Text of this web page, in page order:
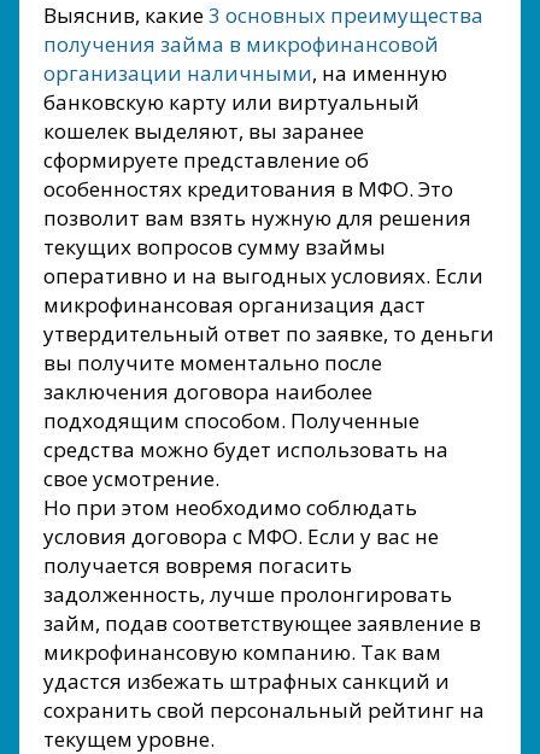
Выяснив, какие3 основных преимущества
получения займа в микрофинансовой
организации наличными, на именную
банковскую карту или виртуальный
кошелек выделяют, вы заранее
сформируете представление об
особенностях кредитования в МФО. Это
позволит вам взять нужную для решения
текущих вопросов сумму взаймы
оперативно и на выгодных условиях. Если
микрофинансовая организация даст
утвердительный ответ по заявке, то деньги
вы получите моментально после
заключения договора наиболее
подходящим способом. Полученные
средства можно будет использовать на
свое усмотрение.
Но при этом необходимо соблюдать
условия договора с МФО. Если у вас не
получается вовремя погасить
задолженность, лучше пролонгировать
займ, подав соответствующее заявление в
микрофинансовую компанию. Так вам
удастся избежать штрафных санкций и
сохранить свой персональный рейтинг на
текущем уровне.